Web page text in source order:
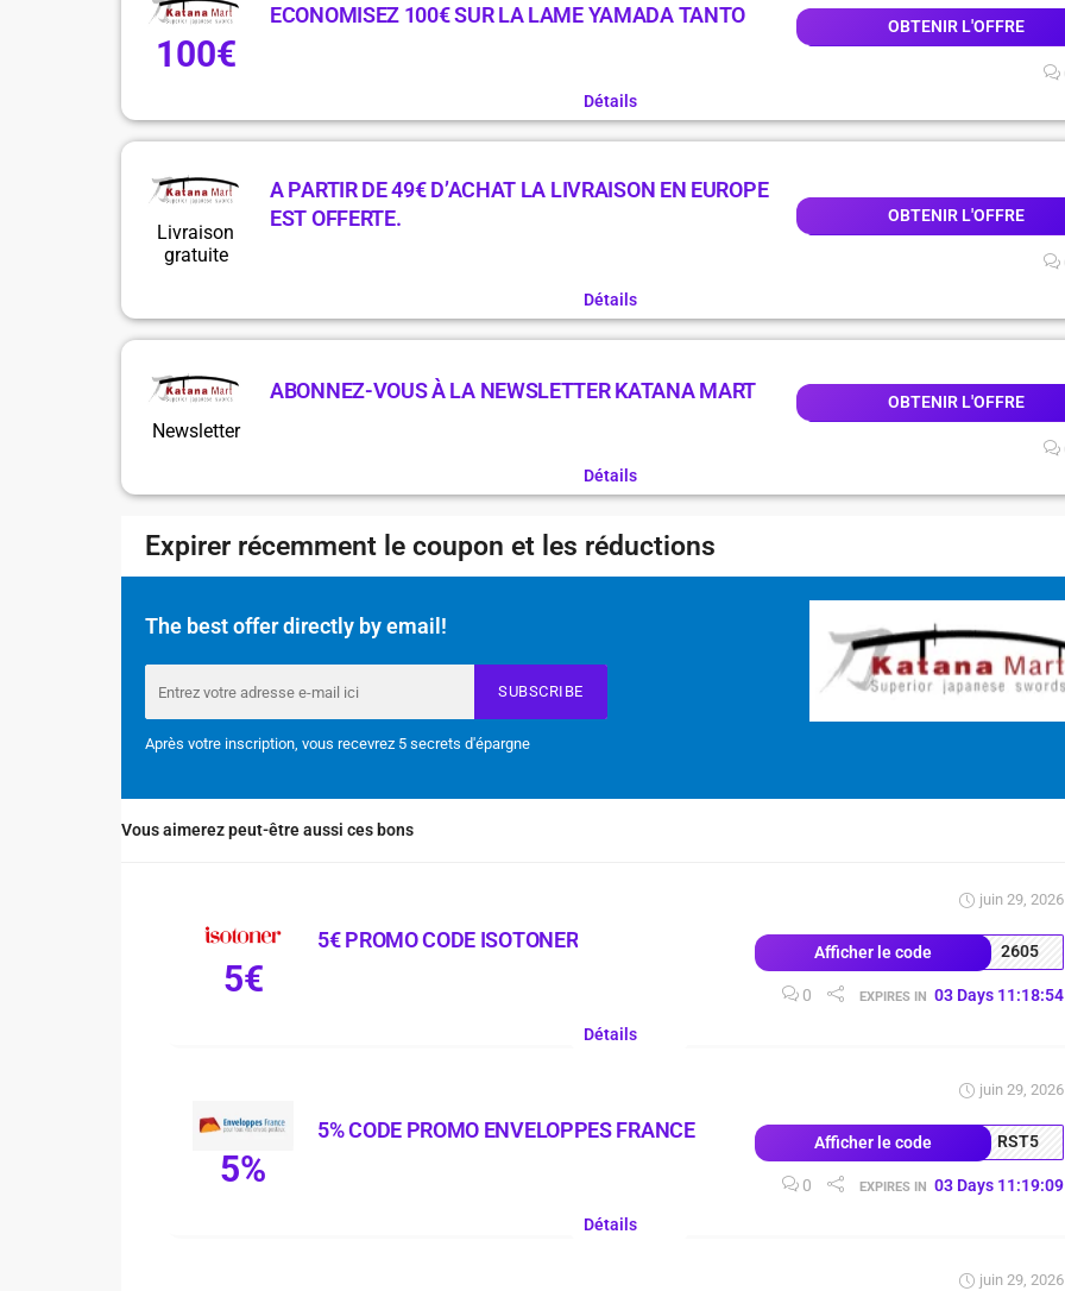
100€
ECONOMISEZ 100€ SUR LA LAME YAMADA TANTO OBTENIR L'OFFRE
Détails
Livraison
gratuite
A PARTIR DE 49€ D’ACHAT LA LIVRAISON EN EUROPE
EST OFFERTE.
OBTENIR L'OFFRE
Détails
Newsletter
ABONNEZ-VOUS À LA NEWSLETTER KATANA MART OBTENIR L'OFFRE
Détails
Expirer récemment le coupon et les réductions
The best offer directly by email!
SUBSCRIBE
Après votre inscription, vous recevrez 5 secrets d'épargne
Vous aimerez peut-être aussi ces bons
5€
5€ PROMO CODE ISOTONER
juin 29, 2026
Afficher le code 2605
0 EXPIRES IN 03 Days 11:18:53
Détails
5%
5% CODE PROMO ENVELOPPES FRANCE
juin 29, 2026
Afficher le code RST5
0 EXPIRES IN 03 Days 11:19:08
Détails
juin 29, 2026